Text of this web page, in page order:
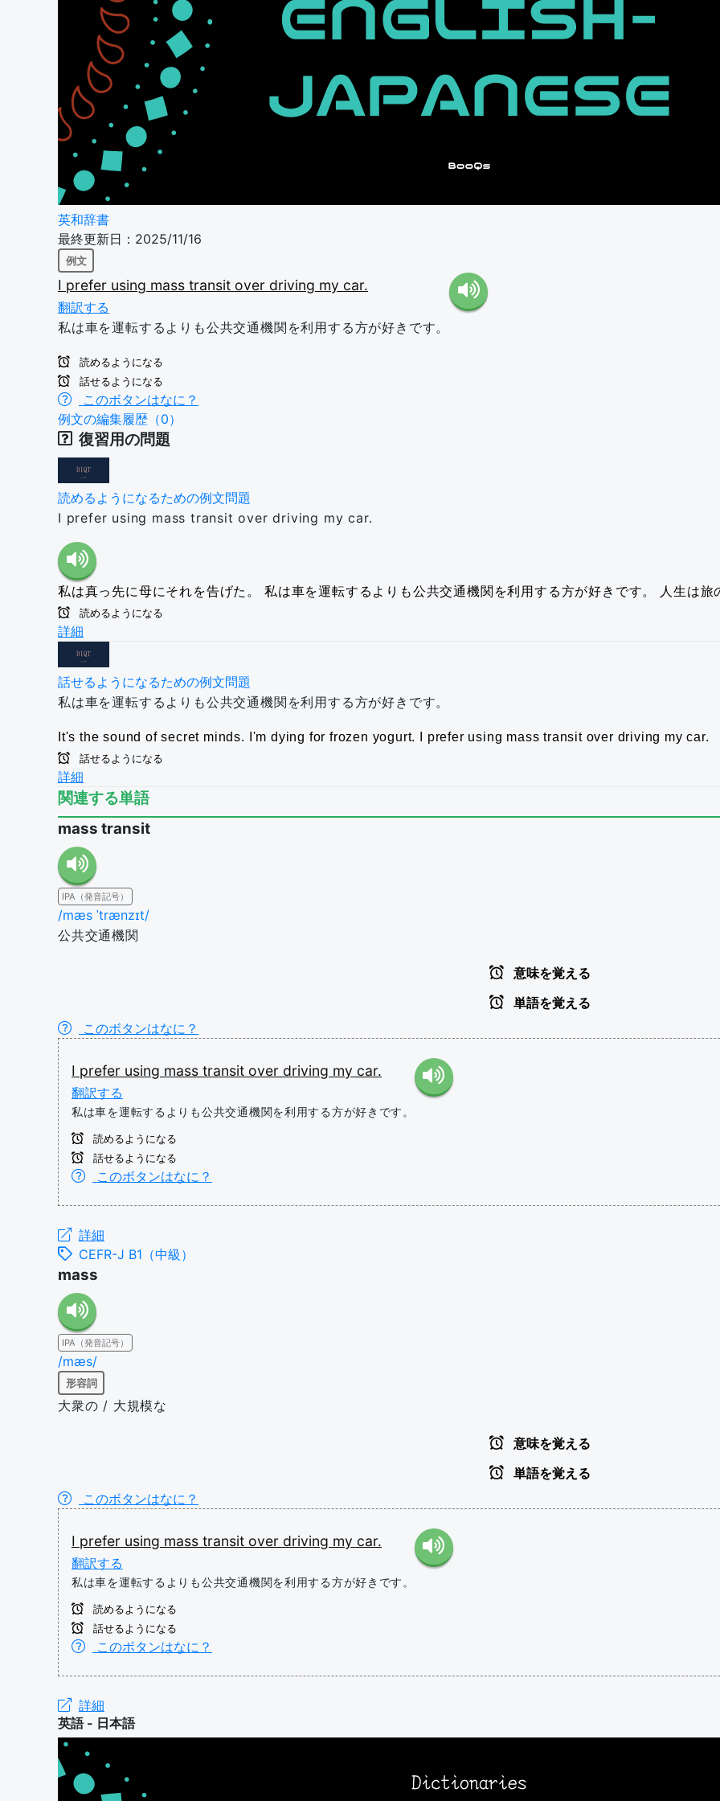
英和辞書
最終更新日：2025/11/16
例文
I prefer using mass transit over driving my car.
翻訳する
私は車を運転するよりも公共交通機関を利用する方が好きです。
読めるようになる
話せるようになる
このボタンはなに？
例文の編集履歴（0）
復習用の問題
読めるようになるための例文問題
I prefer using mass transit over driving my car.
私は真っ先に母にそれを告げた。 私は車を運転するよりも公共交通機関を利用する方が好きです。 人生は旅
読めるようになる
詳細
話せるようになるための例文問題
私は車を運転するよりも公共交通機関を利用する方が好きです。
It's the sound of secret minds. I'm dying for frozen yogurt. I prefer using mass transit over driving my car.
話せるようになる
詳細
関連する単語
mass transit
IPA（発音記号）
/mæs ˈtrænzɪt/
公共交通機関
意味を覚える
単語を覚える
このボタンはなに？
I prefer using mass transit over driving my car.
翻訳する
私は車を運転するよりも公共交通機関を利用する方が好きです。
読めるようになる
話せるようになる
このボタンはなに？
詳細
CEFR-J B1（中級）
mass
IPA（発音記号）
/mæs/
形容詞
大衆の / 大規模な
意味を覚える
単語を覚える
このボタンはなに？
I prefer using mass transit over driving my car.
翻訳する
私は車を運転するよりも公共交通機関を利用する方が好きです。
読めるようになる
話せるようになる
このボタンはなに？
詳細
英語 - 日本語